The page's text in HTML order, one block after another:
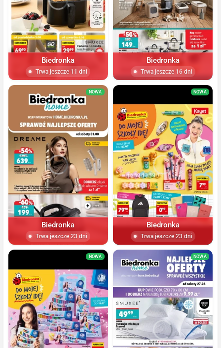
Biedronka
Trwa jeszcze 11 dni
Biedronka
Trwa jeszcze 16 dni
NOWA
Biedronka
Trwa jeszcze 23 dni
NOWA
Biedronka
Trwa jeszcze 23 dni
NOWA NOWA